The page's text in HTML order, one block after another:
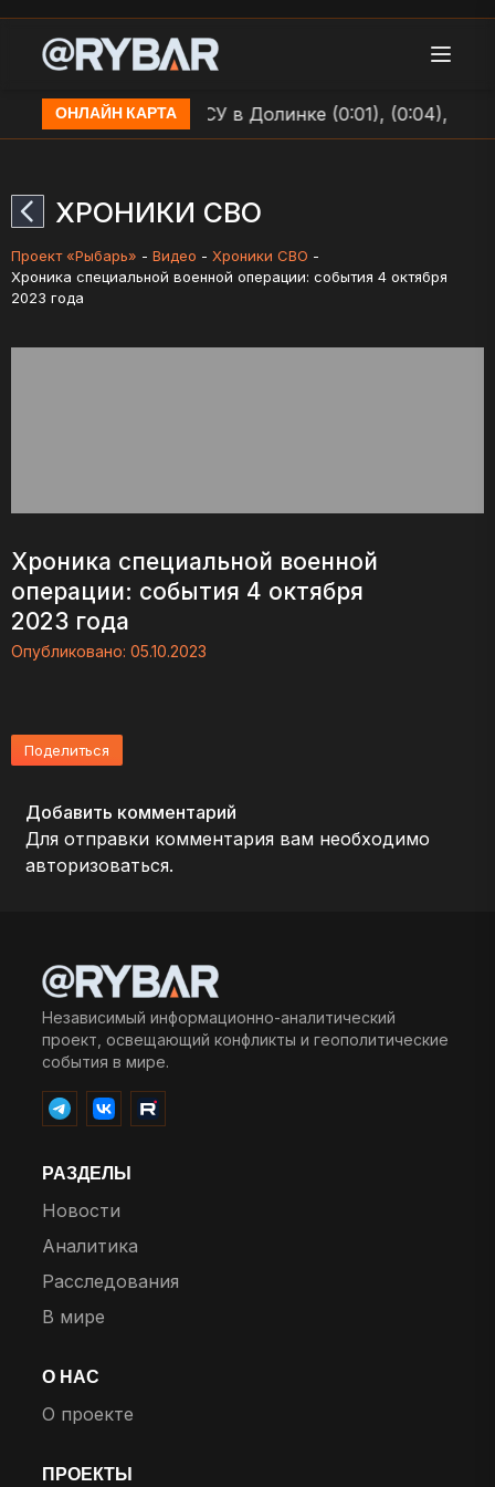
ОНЛАЙН КАРТА
БЛА по позициям ВСУ в Долинке (0:01), (0:04),
ХРОНИКИ СВО
Проект «Рыбарь» - Видео - Хроники СВО -
Хроника специальной военной операции: события 4 октября
2023 года
Хроника специальной военной
операции: события 4 октября
2023 года
Опубликовано: 05.10.2023
Поделиться
Добавить комментарий
Для отправки комментария вам необходимо
авторизоваться.
Независимый информационно-аналитический
проект, освещающий конфликты и геополитические
события в мире.
РАЗДЕЛЫ
Новости
Аналитика
Расследования
В мире
О НАС
О проекте
ПРОЕКТЫ